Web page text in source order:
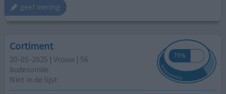
geef mening
Cortiment
20-05-2025 | Vrouw | 56
budesonide
Niet in de lijst